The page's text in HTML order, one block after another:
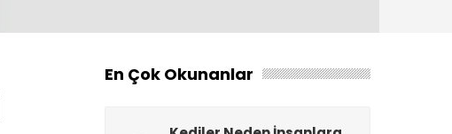
En Çok Okunanlar